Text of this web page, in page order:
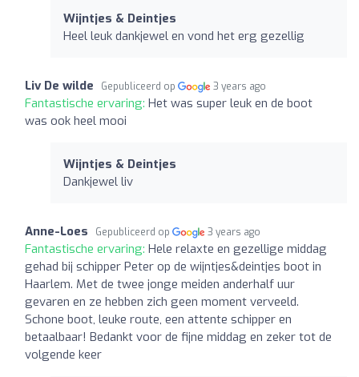
Wijntjes & Deintjes
Heel leuk dankjewel en vond het erg gezellig
Liv De wilde Gepubliceerd op 3 years ago
Fantastische ervaring: Het was super leuk en de boot
was ook heel mooi
Wijntjes & Deintjes
Dankjewel liv
Anne-Loes Gepubliceerd op 3 years ago
Fantastische ervaring: Hele relaxte en gezellige middag
gehad bij schipper Peter op de wijntjes&deintjes boot in
Haarlem. Met de twee jonge meiden anderhalf uur
gevaren en ze hebben zich geen moment verveeld.
Schone boot, leuke route, een attente schipper en
betaalbaar! Bedankt voor de fijne middag en zeker tot de
volgende keer